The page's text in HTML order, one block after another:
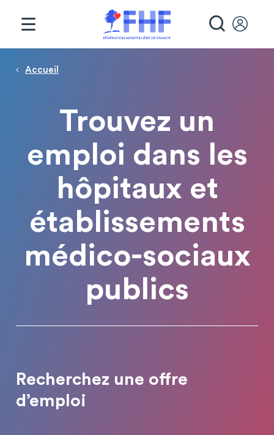
Page d'accueil
Fil d'Ariane
Accueil
Trouvez un
emploi dans les
hôpitaux et
établissements
médico-sociaux
publics
Recherchez une offre
d’emploi
Panneau de gestion des cookies